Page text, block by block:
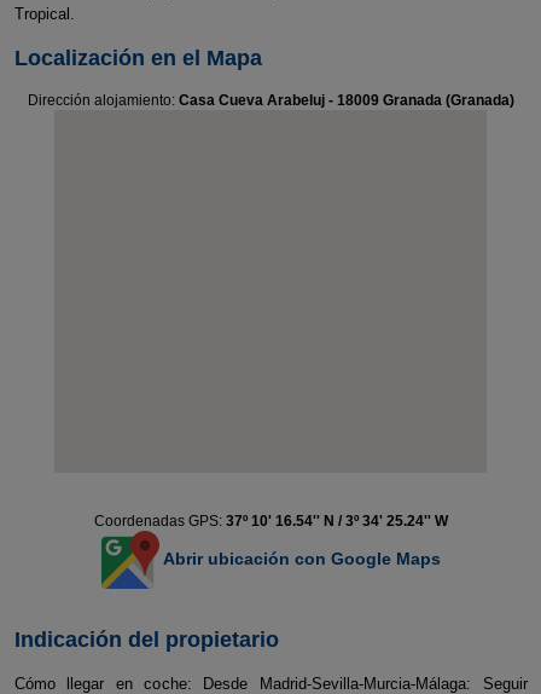
Tropical.
Localización en el Mapa
Dirección alojamiento: Casa Cueva Arabeluj - 18009 Granada (Granada)
Coordenadas GPS: 37º 10' 16.54'' N / 3º 34' 25.24'' W
Abrir ubicación con Google Maps
Indicación del propietario
Cómo llegar en coche: Desde Madrid-Sevilla-Murcia-Málaga: Seguir